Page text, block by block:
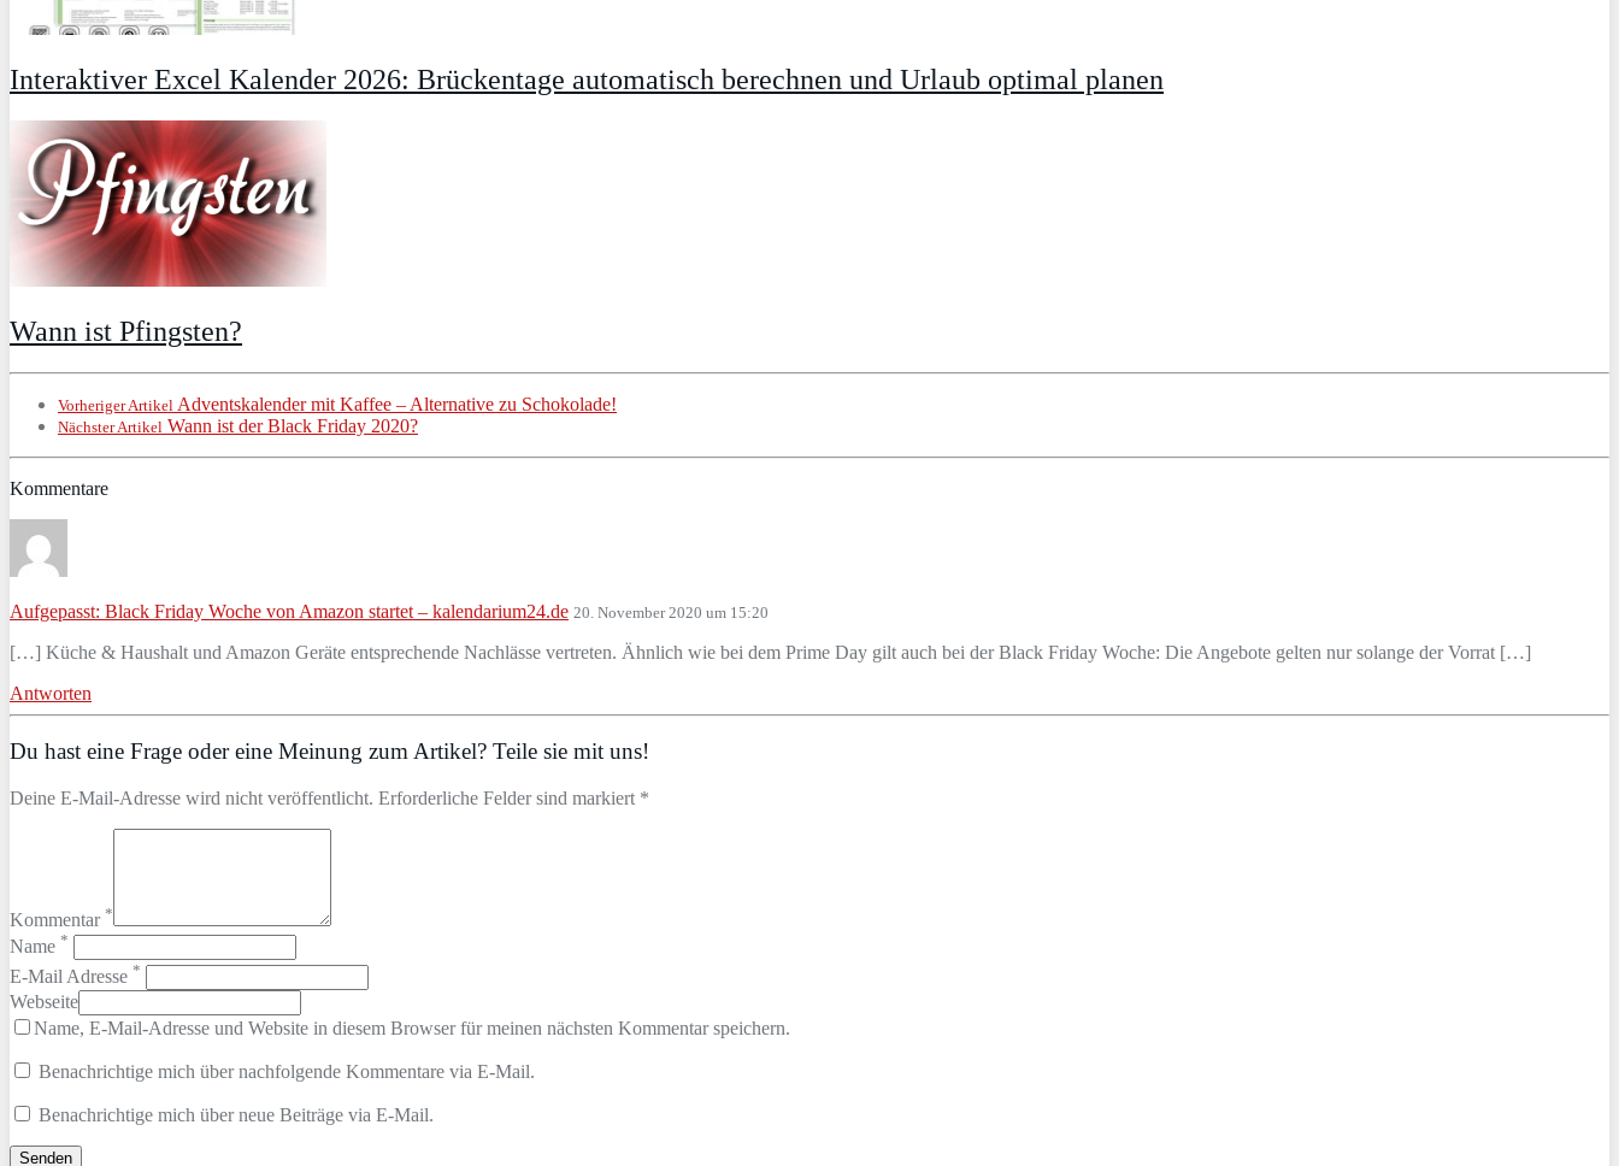
Interaktiver Excel Kalender 2026: Brückentage automatisch berechnen und Urlaub optimal planen
Wann ist Pfingsten?
Vorheriger Artikel Adventskalender mit Kaffee – Alternative zu Schokolade!
Nächster Artikel Wann ist der Black Friday 2020?
Kommentare
Aufgepasst: Black Friday Woche von Amazon startet – kalendarium24.de 20. November 2020 um 15:20
[…] Küche & Haushalt und Amazon Geräte entsprechende Nachlässe vertreten. Ähnlich wie bei dem Prime Day gilt auch bei der Black Friday Woche: Die Angebote gelten nur solange der Vorrat […]
Antworten
Du hast eine Frage oder eine Meinung zum Artikel? Teile sie mit uns!
Deine E-Mail-Adresse wird nicht veröffentlicht. Erforderliche Felder sind markiert *
Kommentar *
Name *
E-Mail Adresse *
Webseite
Name, E-Mail-Adresse und Website in diesem Browser für meinen nächsten Kommentar speichern.
Benachrichtige mich über nachfolgende Kommentare via E-Mail.
Benachrichtige mich über neue Beiträge via E-Mail.